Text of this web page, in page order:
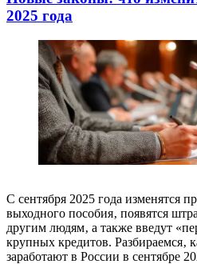
2025 года
С сентября 2025 года изменятся
выходного пособия‚ появятся
другим людям‚ а также введут
крупных кредитов. Разбираемся‚
заработают в России в сентябре